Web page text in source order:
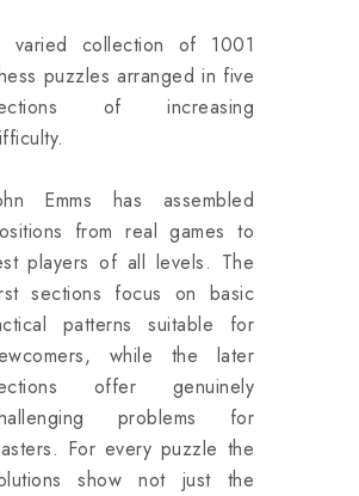
varied collection of 1001
puzzles arranged in five
of increasing
Emms has assembled
from real games to
players of all levels. The
sections focus on basic
patterns suitable for
while the later
offer genuinely
problems for
For every puzzle the
show not just the